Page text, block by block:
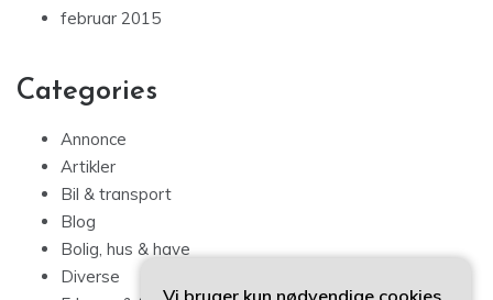
februar 2015
Categories
Annonce
Artikler
Bil & transport
Blog
Bolig, hus & have
Diverse
Vi bruger kun nødvendige cookies